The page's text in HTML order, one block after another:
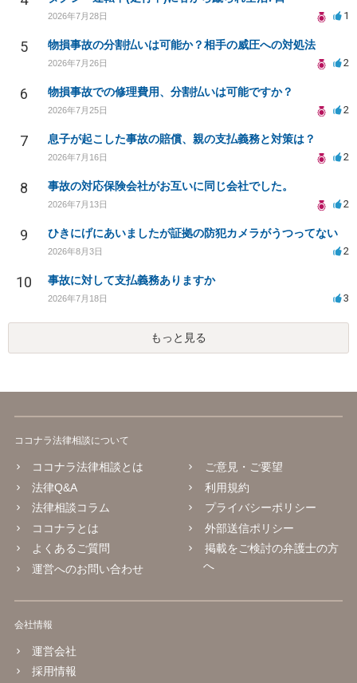
2026年7月28日 1
5 物損事故の分割払いは可能か？相手の威圧への対処法
2026年7月26日 2
6 物損事故での修理費用、分割払いは可能ですか？
2026年7月25日 2
7 息子が起こした事故の賠償、親の支払義務と対策は？
2026年7月16日 2
8 事故の対応保険会社がお互いに同じ会社でした。
2026年7月13日 2
9 ひきにげにあいましたが証拠の防犯カメラがうつってない
2026年8月3日 2
10 事故に対して支払義務ありますか
2026年7月18日 3
もっと見る
ココナラ法律相談について
ココナラ法律相談とは
法律Q&A
法律相談コラム
ココナラとは
よくあるご質問
運営へのお問い合わせ
ご意見・ご要望
利用規約
プライバシーポリシー
外部送信ポリシー
掲載をご検討の弁護士の方
へ
会社情報
運営会社
採用情報